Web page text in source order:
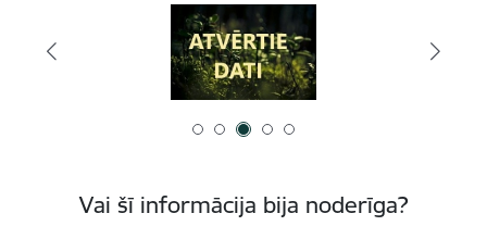
Vai šī informācija bija noderīga?